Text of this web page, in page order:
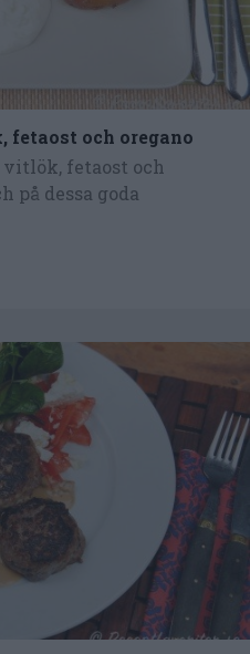
och oregano
fetaost och
på dessa goda